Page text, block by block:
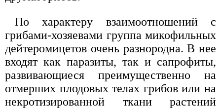
По характеру взаимоотношений с
грибами-хозяевами группа микофильных
дейтеромицетов очень разнородна. В нее
входят как паразиты, так и сапрофиты,
развивающиеся преимущественно на
отмерших плодовых телах грибов или на
некротизированной ткани растений